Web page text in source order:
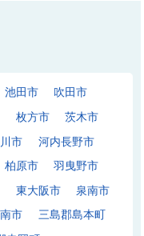
池田市
吹田市
枚方市
茨木市
市
河内長野市
柏原市
羽曳野市
東大阪市
泉南市
市
三島郡島本町